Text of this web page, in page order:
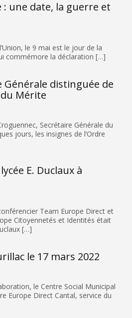
: une date, la guerre et
le 9 mai est le jour de la
commémore la déclaration […]
Générale distinguée de
Mérite
Secrétaire Générale du
jours, les insignes de l’Ordre
E. Duclaux à
Team Europe Direct et
Citoyennetés et Identités était
[…]
le 17 mars 2022
le Centre Social Municipal
Europe Direct Cantal, service du